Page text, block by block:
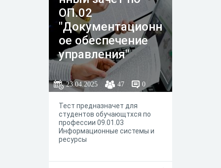
ОП.02
"Документационн
ое обеспечение
управления"
23.04.2025 47 0
Тест предназначет для
студентов обучающтхся по
профессии 09.01.03
Информационные системы и
ресурсы